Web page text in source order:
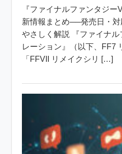
『ファイナルファンタジ
新情報まとめ──発売日・
やさしく解説 『ファイナ
レーション』（以下、FF7
「FFVII リメイクシリ […]